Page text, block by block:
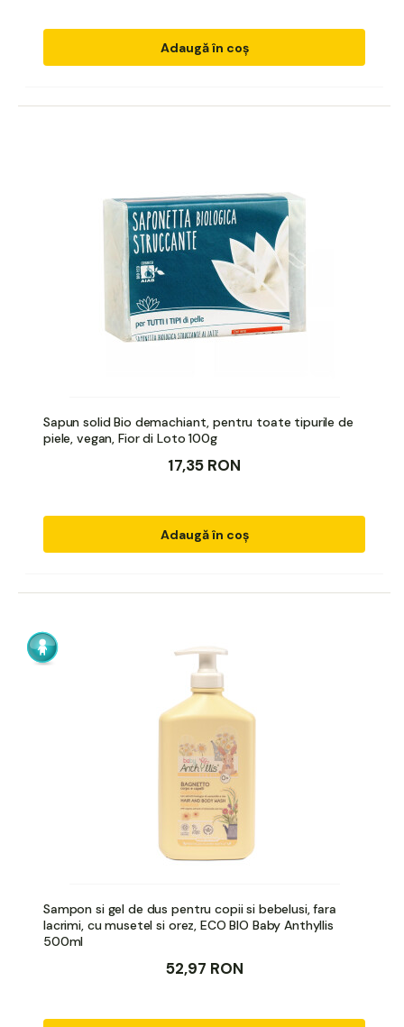
Adaugă în coș
Sapun solid Bio demachiant, pentru toate tipurile de
piele, vegan, Fior di Loto 100g
17,35 RON
Adaugă în coș
Sampon si gel de dus pentru copii si bebelusi, fara
lacrimi, cu musetel si orez, ECO BIO Baby Anthyllis
500ml
52,97 RON